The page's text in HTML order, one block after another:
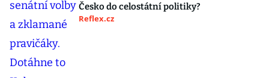
Česko do celostátní politiky?
Reflex.cz